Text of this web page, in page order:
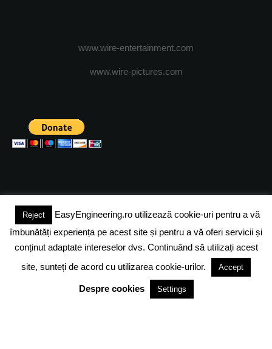
www.wire-entertainment.com
www.wire-pictures.com
(c) 2024 - FineEngineeringMagazine. All rights reserved.
DESPRE NOI ADVERTISING JOBS DESPRE COOKIES
POLITICA DE CONFIDENTIALITATE TERMENI SI CONDITII
Reject
EasyEngineering.ro utilizează cookie-uri pentru a vă
îmbunătăți experiența pe acest site și pentru a vă oferi servicii și
conținut adaptate intereselor dvs. Continuând să utilizați acest
site, sunteți de acord cu utilizarea cookie-urilor.
Accept
Despre cookies Settings